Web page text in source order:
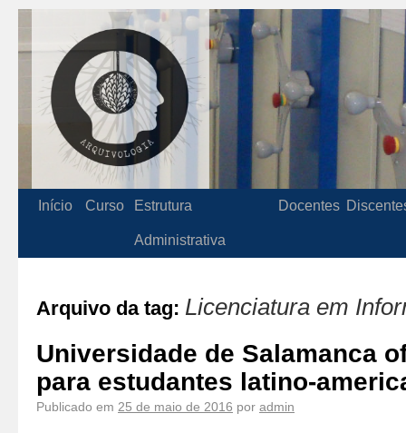
Início Curso Estrutura
Administrativa
Docentes
Arquivo da tag: Licenciatura em
Universidade de Salamanca
para estudantes latino-
Publicado em 25 de maio de 2016 por admin